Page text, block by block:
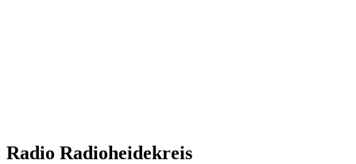
Radio Radioheidekreis